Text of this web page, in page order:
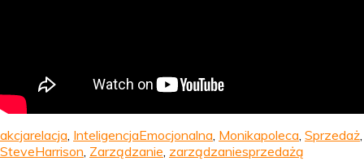
akcjarelacja, InteligencjaEmocjonalna, Monikapoleca, Sprzedaż,
SteveHarrison, Zarządzanie, zarządzaniesprzedażą